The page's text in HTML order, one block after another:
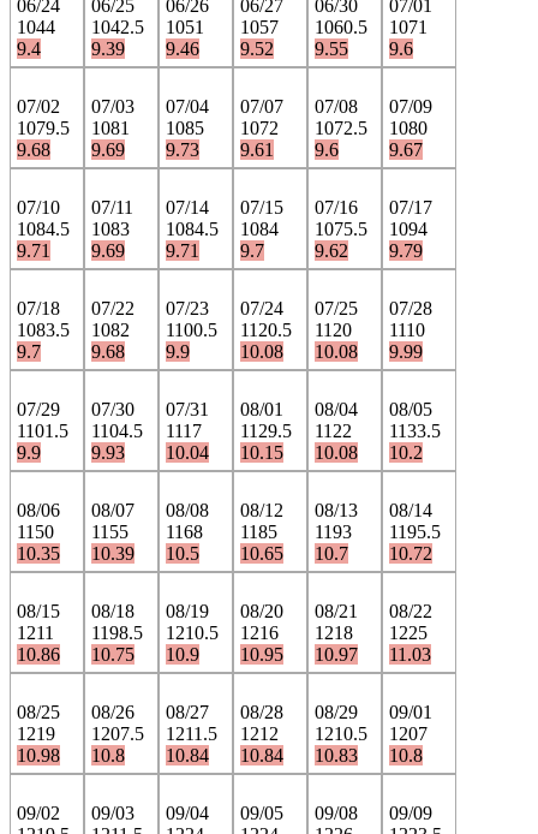
06/24
1044
9.4
06/25
1042.5
9.39
06/26
1051
9.46
06/27
1057
9.52
06/30
1060.5
9.55
07/01
1071
9.6
07/02
1079.5
9.68
07/03
1081
9.69
07/04
1085
9.73
07/07
1072
9.61
07/08
1072.5
9.6
07/09
1080
9.67
07/10
1084.5
9.71
07/11
1083
9.69
07/14
1084.5
9.71
07/15
1084
9.7
07/16
1075.5
9.62
07/17
1094
9.79
07/18
1083.5
9.7
07/22
1082
9.68
07/23
1100.5
9.9
07/24
1120.5
10.08
07/25
1120
10.08
07/28
1110
9.99
07/29
1101.5
9.9
07/30
1104.5
9.93
07/31
1117
10.04
08/01
1129.5
10.15
08/04
1122
10.08
08/05
1133.5
10.2
08/06
1150
10.35
08/07
1155
10.39
08/08
1168
10.5
08/12
1185
10.65
08/13
1193
10.7
08/14
1195.5
10.72
08/15
1211
10.86
08/18
1198.5
10.75
08/19
1210.5
10.9
08/20
1216
10.95
08/21
1218
10.97
08/22
1225
11.03
08/25
1219
10.98
08/26
1207.5
10.8
08/27
1211.5
10.84
08/28
1212
10.84
08/29
1210.5
10.83
09/01
1207
10.8
09/02
09/03
09/04
09/05
09/08
09/09